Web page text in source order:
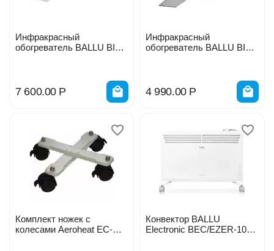
Инфракрасный
обогреватель BALLU BIH-
7 600.00 Р
Инфракрасный
обогреватель BALLU BIH-
4 990.00 Р
Комплект ножек с
колесами Aeroheat EC-
Конвектор BALLU
Electronic BEC/EZER-1000